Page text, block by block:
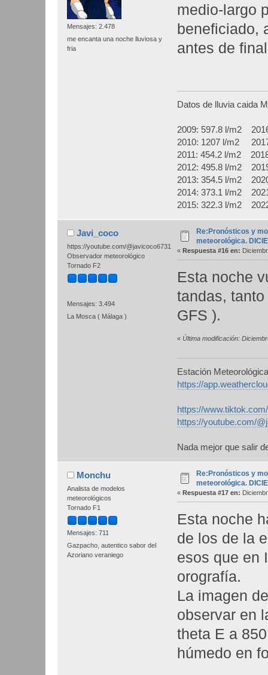
Mensajes: 2.478
me encanta una noche lluviosa y
fria
medio-largo
beneficiado,
antes de
Datos de lluvia caida
2009: 597.8 l/m2
2010: 1207 l/m2
2011: 454.2 l/m2
2012: 495.8 l/m2
2013: 354.5 l/m2
2014: 373.1 l/m2
2015: 322.3 l/m2
Javi_coco
https://youtube.com/@javicoco6731
Observador meteorológico
Tornado F2
Mensajes: 3.494
La Mosca ( Málaga )
Re:Pronósticos y
meteorológica.
« Respuesta #16 en:
Esta noche
tandas,
GFS ).
« Última modificación:
Estación
https://
https://
https://youtube.com/
Nada mejor que salir
Monchu
Analista de modelos
meteorológicos
Tornado F1
Mensajes: 711
Gazpacho, autentico sabor del
Azoriano veraniego
Re:Pronósticos y
meteorológica.
« Respuesta #17 en:
Esta noche
de los de la
esos que en
orografía.
La imagen
observar en
theta E a
húmedo en